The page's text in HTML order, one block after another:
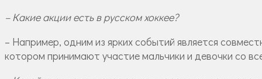
– Какие акции есть в русском хоккее?
– Например, одним из ярких событий является
котором принимают участие мальчики и девочки со